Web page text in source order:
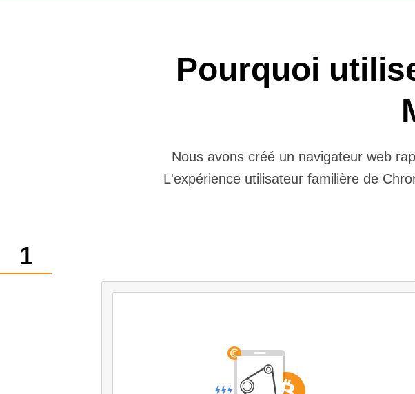
Pourquoi
Nous avons créé un navigateur web
L'expérience utilisateur familière de